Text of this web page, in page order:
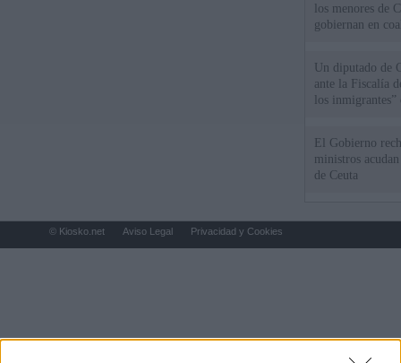
los menores de
gobiernan en
Un diputado de
ante la Fiscalía
los inmigrantes”
El Gobierno
ministros
de Ceuta
© Kiosko.net Aviso Legal Privacidad y Cookies